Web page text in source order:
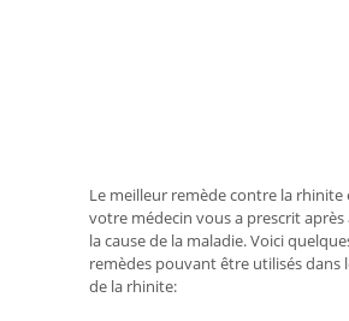
Le meilleur remède contre la rhinite
votre médecin vous a prescrit
la cause de la maladie. Voici
remèdes pouvant être utilisés dans
de la rhinite: